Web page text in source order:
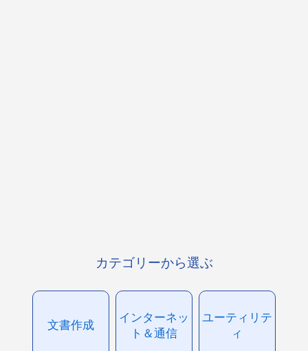
カテゴリーから選ぶ
文書作成
インターネッ
ト＆通信
ユーティリテ
ィ